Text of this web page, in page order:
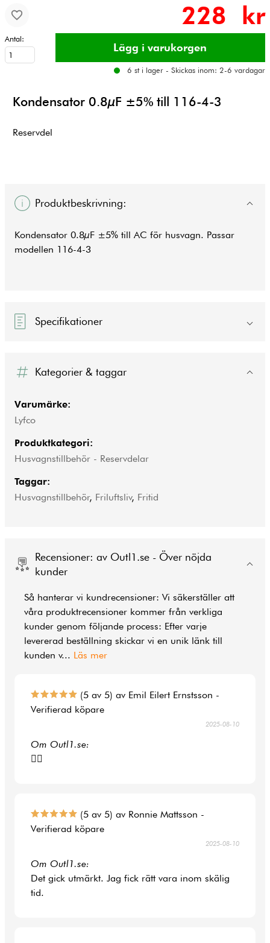
228 kr
Antal:
6 st i lager - Skickas inom: 2-6 vardagar
Kondensator 0.8µF ±5% till 116-4-3
Reservdel
Produktbeskrivning:
Kondensator 0.8µF ±5% till AC för husvagn. Passar
modellen 116-4-3
Specifikationer
Kategorier & taggar
Varumärke:
Lyfco
Produktkategori:
Husvagnstillbehör - Reservdelar
Taggar:
Husvagnstillbehör, Friluftsliv, Fritid
Recensioner: av Outl1.se - Över nöjda
kunder
Så hanterar vi kundrecensioner: Vi säkerställer att
våra produktrecensioner kommer från verkliga
kunder genom följande process: Efter varje
levererad beställning skickar vi en unik länk till
kunden v... Läs mer
(5 av 5) av Emil Eilert Ernstsson -
Verifierad köpare
2025-08-10
Om Outl1.se:
👍🏻
(5 av 5) av Ronnie Mattsson -
Verifierad köpare
2025-08-10
Om Outl1.se:
Det gick utmärkt. Jag fick rätt vara inom skälig
tid.